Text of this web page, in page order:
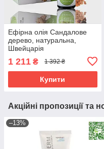
Ефірна олія Сандалове
дерево, натуральна,
Швейцарія
1 211 ₴ 1 392 ₴
Купити
Акційні пропозиції та
–13%